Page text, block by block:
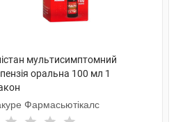
мультисимптомний
оральна 100 мл 1
Фармасьютікалс